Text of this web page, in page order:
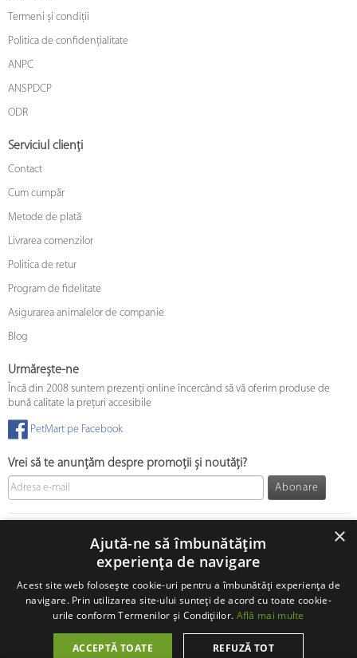
Termeni și condiții
Politica de confidențialitate
ANPC
ANSPDCP
ODR
Serviciul clienți
Contact
Cum cumpăr
Metode de plată
Livrarea comenzilor
Politica de retur
Program de fidelitate
Asigurarea animalelor de companie
Blog
Urmărește-ne
Încă din 2008 suntem prezenți online încercând să vă oferim produse de
bună calitate la prețuri accesibile
PetMart pe Facebook
Vrei să te anunțăm despre promoții și noutăți?
Abonare
×
Ajută-ne să îmbunătățim
experiența de navigare
Acest site web folosește cookie-uri pentru a îmbunătăți experiența de
navigare. Prin utilizarea site-ului sunteți de acord cu toate cookie-
urile conform Termenilor și Condițiilor. Află mai multe
ACCEPTĂ TOATE REFUZĂ TOT